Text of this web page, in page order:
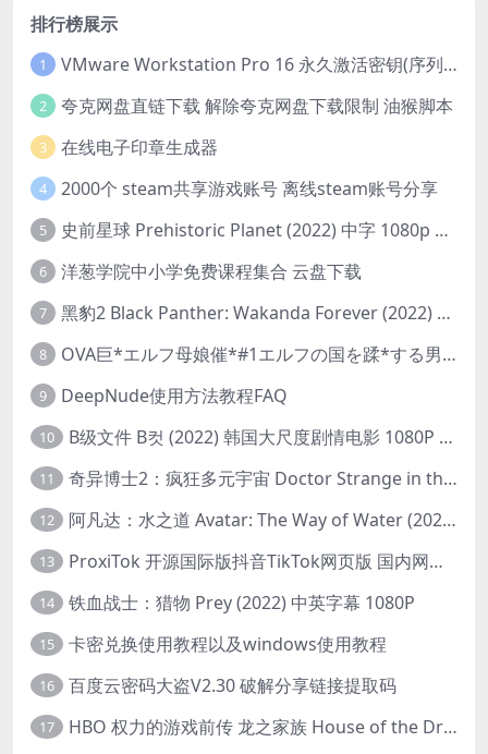
排行榜展示
1 VMware Workstation Pro 16 永久激活密钥(序列号)
2 夸克网盘直链下载 解除夸克网盘下载限制 油猴脚本
3 在线电子印章生成器
4 2000个 steam共享游戏账号 离线steam账号分享
5 史前星球 Prehistoric Planet (2022) 中字 1080p 高清 阿里云盘 2022.5.27已更新全集
6 洋葱学院中小学免费课程集合 云盘下载
7 黑豹2 Black Panther: Wakanda Forever (2022) 高清版
8 OVA巨*エルフ母娘催*#1エルフの国を蹂*する男。汚された女王と姫
9 DeepNude使用方法教程FAQ
10 B级文件 B컷 (2022) 韩国大尺度剧情电影 1080P 中字
11 奇异博士2：疯狂多元宇宙 Doctor Strange in the Multiverse of Madness (2022) 高清版1080p
12 阿凡达：水之道 Avatar: The Way of Water (2022) 1080p 2k 4k 中文字幕
13 ProxiTok 开源国际版抖音TikTok网页版 国内网络直连
14 铁血战士：猎物 Prey (2022) 中英字幕 1080P
15 卡密兑换使用教程以及windows使用教程
16 百度云密码大盗V2.30 破解分享链接提取码
17 HBO 权力的游戏前传 龙之家族 House of the Dragon (2022) 中字 1080P 更新4集